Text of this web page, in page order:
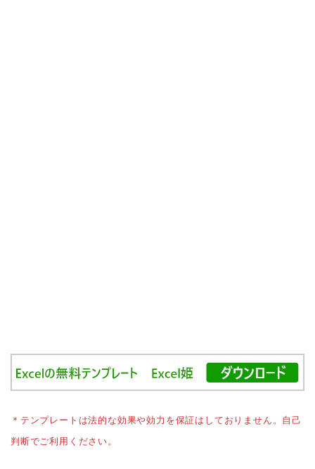
＊テンプレートは法的な効果や効力を保証はしておりません。自己
判断でご利用ください。